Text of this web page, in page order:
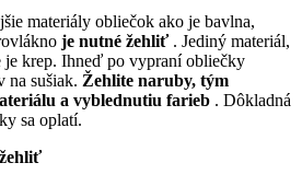
materiály obliečok ako je bavlna,
je nutné žehliť. Jediný materiál,
je krep. Ihneď po vypraní obliečky
na sušiak. Žehlite naruby, tým
a vyblednutiu farieb . Dôkladná
sa oplatí.